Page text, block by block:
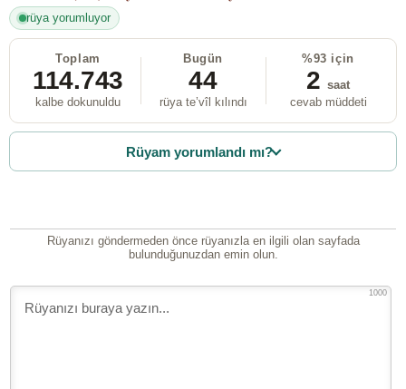
rüya yorumluyor
Toplam
114.743
kalbe dokunuldu
Bugün
44
rüya te’vîl kılındı
%93 için
2 saat
cevab müddeti
Rüyam yorumlandı mı?
Rüyanızı göndermeden önce rüyanızla en ilgili olan sayfada
bulunduğunuzdan emin olun.
1000